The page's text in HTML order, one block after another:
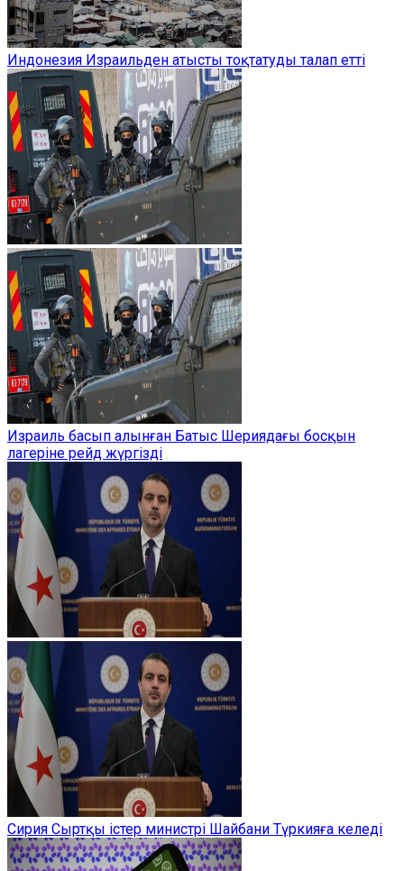
Индонезия Израильден атысты тоқтатуды талап етті
Израиль басып алынған Батыс Шериядағы босқын
лагеріне рейд жүргізді
Сирия Сыртқы істер министрі Шайбани Түркияға келеді